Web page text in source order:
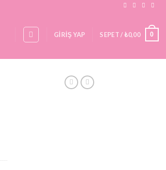
GIRIŞ YAP SEPET /₺0,00 0